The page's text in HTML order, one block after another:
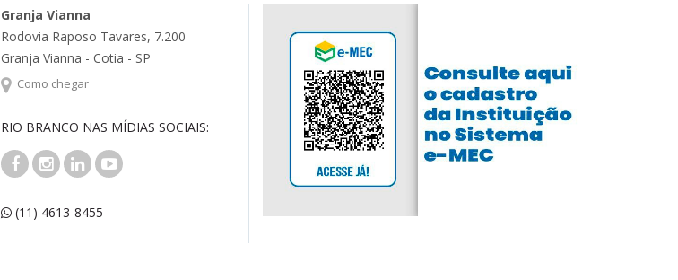
Granja Vianna
Rodovia Raposo Tavares, 7.200
Granja Vianna - Cotia - SP
Como chegar
RIO BRANCO NAS MÍDIAS SOCIAIS:
(11) 4613-8455